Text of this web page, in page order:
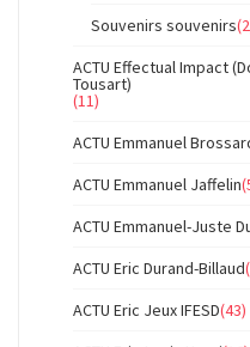
Souvenirs souvenirs
ACTU Effectual Impact
Tousart)
(11)
ACTU Emmanuel
ACTU Emmanuel Jaffelin
ACTU Emmanuel-Juste
ACTU Eric Durand-Billaud
ACTU Eric Jeux IFESD(43)